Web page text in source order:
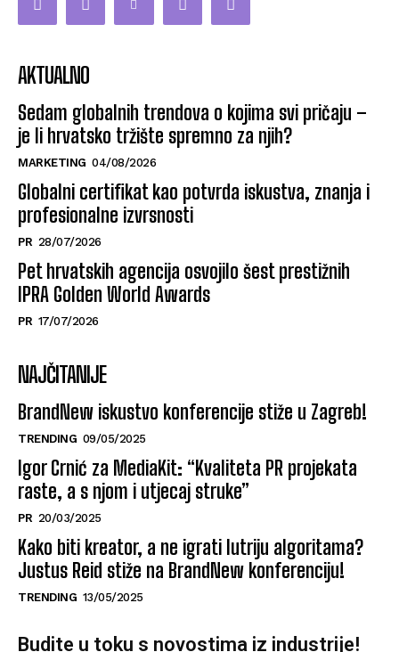
AKTUALNO
Sedam globalnih trendova o kojima svi pričaju –
je li hrvatsko tržište spremno za njih?
MARKETING 04/08/2026
Globalni certifikat kao potvrda iskustva, znanja i
profesionalne izvrsnosti
PR 28/07/2026
Pet hrvatskih agencija osvojilo šest prestižnih
IPRA Golden World Awards
PR 17/07/2026
NAJČITANIJE
BrandNew iskustvo konferencije stiže u Zagreb!
TRENDING 09/05/2025
Igor Crnić za MediaKit: “Kvaliteta PR projekata
raste, a s njom i utjecaj struke”
PR 20/03/2025
Kako biti kreator, a ne igrati lutriju algoritama?
Justus Reid stiže na BrandNew konferenciju!
TRENDING 13/05/2025
Budite u toku s novostima iz industrije!